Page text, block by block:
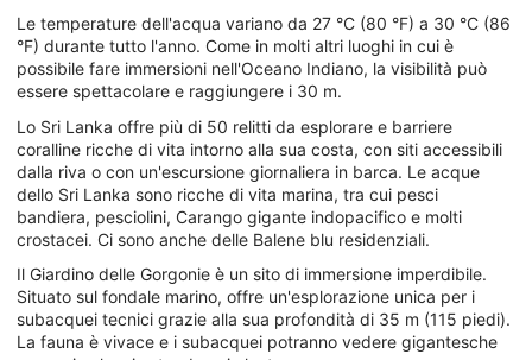
Le temperature dell'acqua variano da 27 °C (80 °F) a 30 °C (86
°F) durante tutto l'anno. Come in molti altri luoghi in cui è
possibile fare immersioni nell'Oceano Indiano, la visibilità può
essere spettacolare e raggiungere i 30 m.
Lo Sri Lanka offre più di 50 relitti da esplorare e barriere
coralline ricche di vita intorno alla sua costa, con siti accessibili
dalla riva o con un'escursione giornaliera in barca. Le acque
dello Sri Lanka sono ricche di vita marina, tra cui pesci
bandiera, pesciolini, Carango gigante indopacifico e molti
crostacei. Ci sono anche delle Balene blu residenziali.
Il Giardino delle Gorgonie è un sito di immersione imperdibile.
Situato sul fondale marino, offre un'esplorazione unica per i
subacquei tecnici grazie alla sua profondità di 35 m (115 piedi).
La fauna è vivace e i subacquei potranno vedere gigantesche